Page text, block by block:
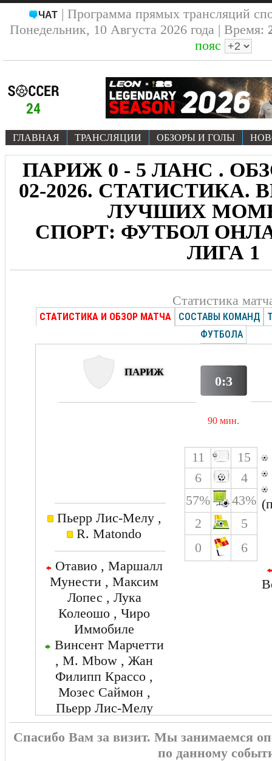
ЧАТ| Программа прямых трансляций
Понедельник, 10 Августа 2026 года | Время:
пояс
ГЛАВНАЯ ТРАНСЛЯЦИИ ОБЗОРЫ И ГОЛЫ
ПАРИЖ 0 - 5 ЛАНС .
02-2026. СТАТИСТИКА.
ЛУЧШИХ
СПОРТ: ФУТБОЛ
ЛИГА 1
Статистика
СТАТИСТИКА И ОБЗОР МАТЧА СОСТАВЫ КОМАНД
ФУТБОЛА
ПАРИЖ
0:3
90 мин.
Пьерр Лис-Мелу ,
R. Matondo
Отавио , Маршалл
Мунести , Максим
Лопес , Лука
Колеошо , Чиро
Иммобиле
Винсент Марчетти
, M. Mbow , Жан
Филипп Крассо ,
Мозес Саймон ,
Пьерр Лис-Мелу
11
15
6
4
57%
43%
2
5
0
6
Спасибо Вам за визит. Мы занимаемся
по данному